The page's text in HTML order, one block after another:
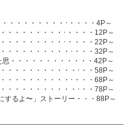
・・・・・・・・･・・・・4P～
・・・・・・・・･・・・・12P～
・・・・・・・・･・・・・22P～
・・・・・・・・・･・・・32P～
思・・・・・・・・・・・・42P～
・・・・・・・・・・･・・58P～
・・・・・・・・・･・・・68P～
・・・・・・・・・・･・・78P～
するよ〜」ストーリー・・・88P～